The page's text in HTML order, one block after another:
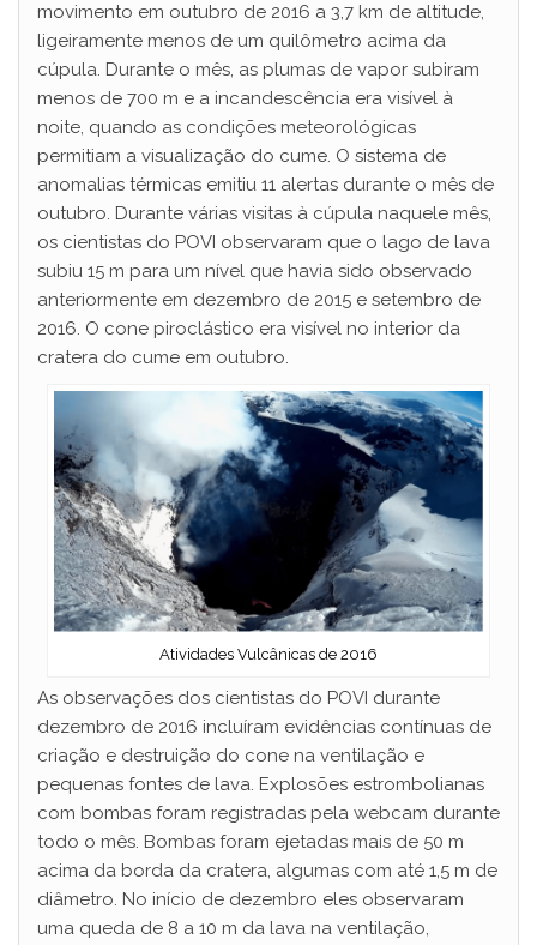
movimento em outubro de 2016 a 3,7 km de altitude,
ligeiramente menos de um quilômetro acima da
cúpula. Durante o mês, as plumas de vapor subiram
menos de 700 m e a incandescência era visível à
noite, quando as condições meteorológicas
permitiam a visualização do cume. O sistema de
anomalias térmicas emitiu 11 alertas durante o mês de
outubro. Durante várias visitas à cúpula naquele mês,
os cientistas do POVI observaram que o lago de lava
subiu 15 m para um nível que havia sido observado
anteriormente em dezembro de 2015 e setembro de
2016. O cone piroclástico era visível no interior da
cratera do cume em outubro.
Atividades Vulcânicas de 2016
As observações dos cientistas do POVI durante
dezembro de 2016 incluíram evidências contínuas de
criação e destruição do cone na ventilação e
pequenas fontes de lava. Explosões estrombolianas
com bombas foram registradas pela webcam durante
todo o mês. Bombas foram ejetadas mais de 50 m
acima da borda da cratera, algumas com até 1,5 m de
diâmetro. No início de dezembro eles observaram
uma queda de 8 a 10 m da lava na ventilação,